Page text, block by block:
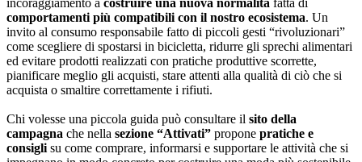
incoraggiamento a costruire una nuova normalità fatta di
comportamenti più compatibili con il nostro ecosistema. Un
invito al consumo responsabile fatto di piccoli gesti “rivoluzionari”
come scegliere di spostarsi in bicicletta, ridurre gli sprechi alimentari
ed evitare prodotti realizzati con pratiche produttive scorrette,
pianificare meglio gli acquisti, stare attenti alla qualità di ciò che si
acquista o smaltire correttamente i rifiuti.
Chi volesse una piccola guida può consultare il sito della
campagna che nella sezione “Attivati” propone pratiche e
consigli su come comprare, informarsi e supportare le attività che si